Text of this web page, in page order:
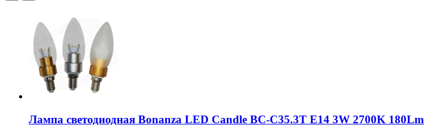
Лампа светодиодная Bonanza LED Candle BC-C35.3Т E14 3W 2700K 180Lm